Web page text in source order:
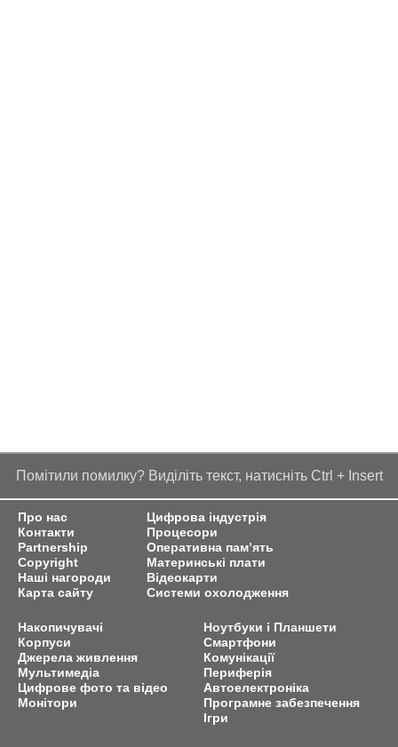
Помітили помилку? Виділіть текст, натисніть Ctrl + Insert
Про нас
Контакти
Partnership
Copyright
Наші нагороди
Карта сайту
Цифрова індустрія
Процесори
Оперативна пам’ять
Материнські плати
Відеокарти
Системи охолодження
Накопичувачі
Корпуси
Джерела живлення
Мультимедіа
Цифрове фото та відео
Монітори
Ноутбуки і Планшети
Смартфони
Комунікації
Периферія
Автоелектроніка
Програмне забезпечення
Ігри